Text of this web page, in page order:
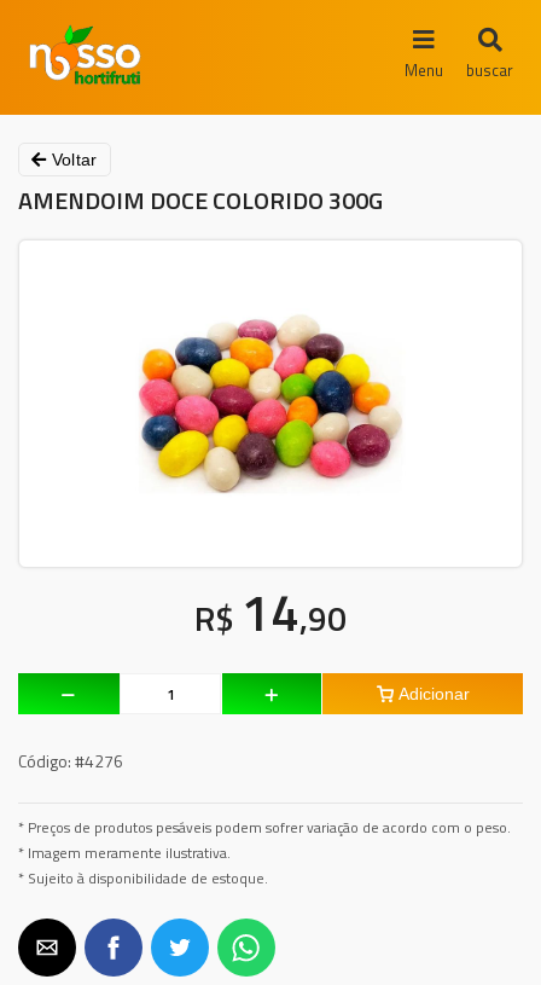
Menu buscar
Voltar
AMENDOIM DOCE COLORIDO 300G
R$ 14,90
Adicionar
Código:#4276
* Preços de produtos pesáveis podem sofrer variação de acordo com o peso.
* Imagem meramente ilustrativa.
* Sujeito à disponibilidade de estoque.